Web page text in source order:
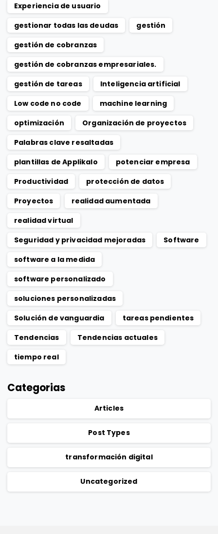
Experiencia de usuario
gestionar todas las deudas
gestión
gestión de cobranzas
gestión de cobranzas empresariales.
gestión de tareas
Inteligencia artificial
Low code no code
machine learning
optimización
Organización de proyectos
Palabras clave resaltadas
plantillas de Applikalo
potenciar empresa
Productividad
protección de datos
Proyectos
realidad aumentada
realidad virtual
Seguridad y privacidad mejoradas
Software
software a la medida
software personalizado
soluciones personalizadas
Solución de vanguardia
tareas pendientes
Tendencias
Tendencias actuales
tiempo real
Categorias
Articles
Post Types
transformación digital
Uncategorized